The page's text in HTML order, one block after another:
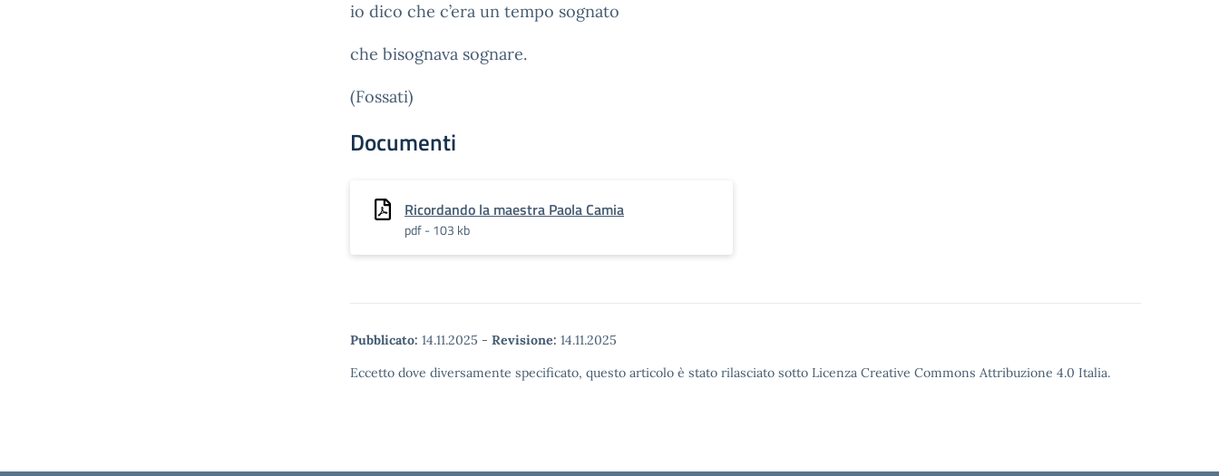
io dico che c’era un tempo sognato
che bisognava sognare.
(Fossati)
Documenti
Ricordando la maestra Paola Camia
pdf - 103 kb
Pubblicato: 14.11.2025 - Revisione: 14.11.2025
Eccetto dove diversamente specificato, questo articolo è stato rilasciato sotto Licenza Creative Commons Attribuzione 4.0 Italia.